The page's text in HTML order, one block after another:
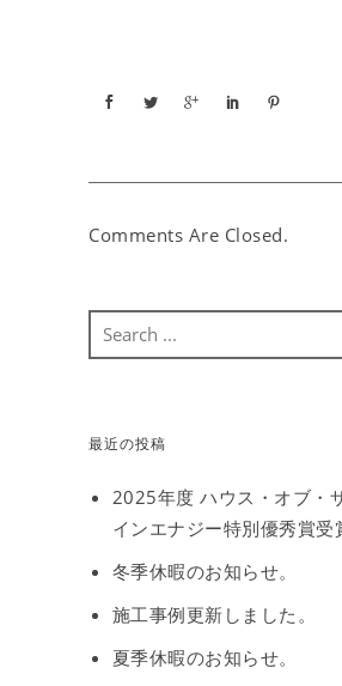
Comments Are Closed.
最近の投稿
2025年度 ハウス・オブ・
インエナジー特別優秀賞受
冬季休暇のお知らせ。
施工事例更新しました。
夏季休暇のお知らせ。